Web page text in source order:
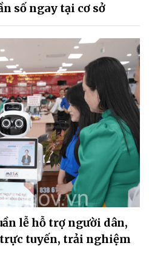
số ngay tại cơ sở
lễ hỗ trợ người dân,
tuyến, trải nghiệm